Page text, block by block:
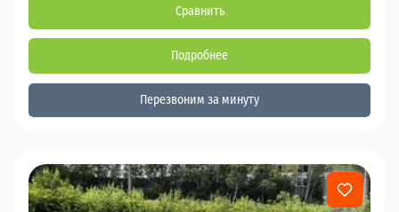
Сравнить
Подробнее
Перезвоним за минуту